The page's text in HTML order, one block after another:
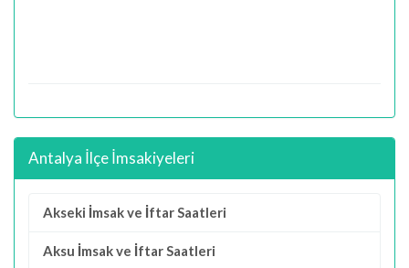
Antalya İlçe İmsakiyeleri
Akseki İmsak ve İftar Saatleri
Aksu İmsak ve İftar Saatleri